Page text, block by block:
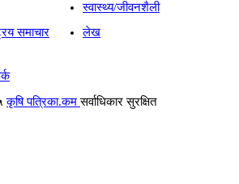
स्वास्थ्य/जीवनशैली
समाचार
लेख
कृषि पत्रिका.कमसर्वाधिकार सुरक्षित